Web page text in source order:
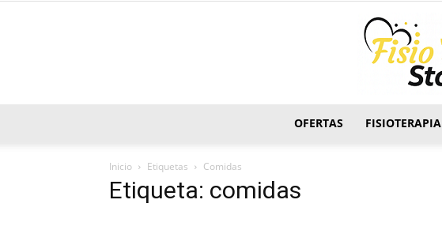
OFERTAS FISIOTERAPIA
Inicio Etiquetas Comidas
Etiqueta: comidas